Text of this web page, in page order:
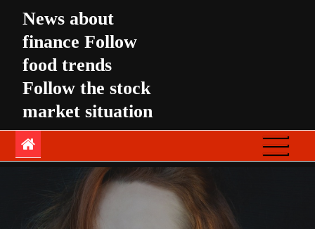
content
News about
finance Follow
food trends
Follow the stock
market situation